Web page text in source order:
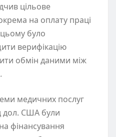
цільове
на оплату праці
було
верифікацію
обмін даними між
медичних послуг
дол. США були
фінансування